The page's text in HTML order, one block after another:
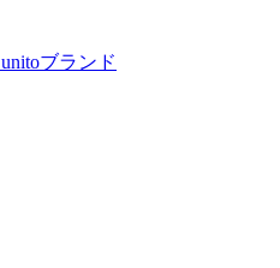
unitoブランド